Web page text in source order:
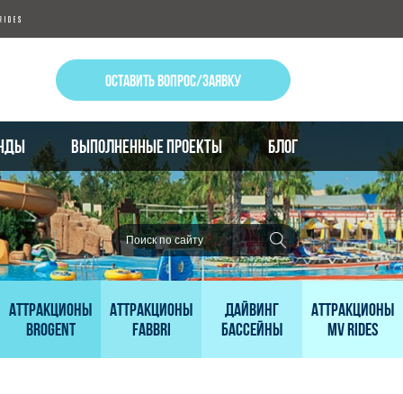
ОСТАВИТЬ ВОПРОС/ЗАЯВКУ
ВЫПОЛНЕННЫЕ ПРОЕКТЫ БЛОГ
Аттракционы
Brogent
Аттракционы
Fabbri
Дайвинг
бассейны
Аттракционы
MV Rides